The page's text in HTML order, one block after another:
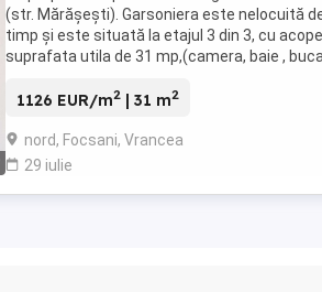
(str. Mărășești). Garsoniera este nelocuită
timp și este situată la etajul 3 din 3, cu
suprafata utila de 31 mp,(camera, baie ,
1126 EUR/m2 | 31 m2
nord, Focsani, Vrancea
29 iulie